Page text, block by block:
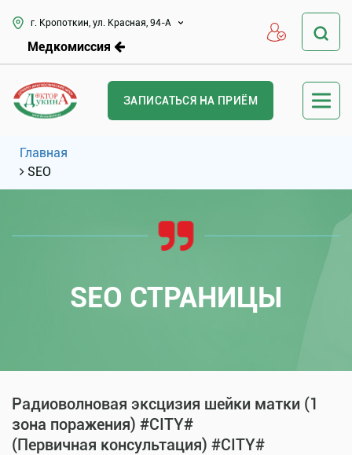
г. Кропоткин, ул. Красная, 94-А
Медкомиссия
ЗАПИСАТЬСЯ НА ПРИЁМ
Главная
SEO
SEO СТРАНИЦЫ
Радиоволновая эксцизия шейки матки (1
зона поражения) #CITY#
(Первичная консультация) #CITY#